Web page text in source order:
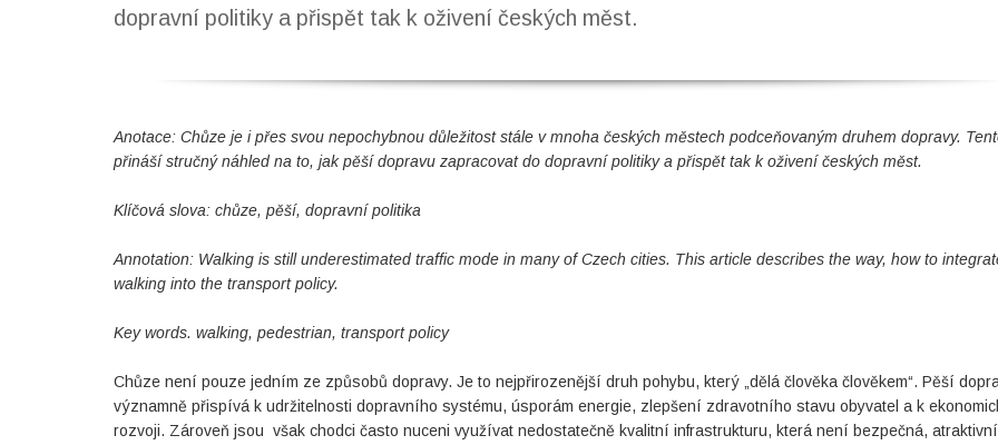
dopravní politiky a přispět tak k oživení českých měst.
Anotace: Chůze je i přes svou nepochybnou důležitost stále v mnoha českých městech podceňovaným druhem dopravy.
přináší stručný náhled na to, jak pěší dopravu zapracovat do dopravní politiky a přispět tak k oživení českých měst.
Klíčová slova: chůze, pěší, dopravní politika
Annotation: Walking is still underestimated traffic mode in many of Czech cities. This article describes the way, how to
walking into the transport policy.
Key words. walking, pedestrian, transport policy
Chůze není pouze jedním ze způsobů dopravy. Je to nejpřirozenější druh pohybu, který „dělá člověka člověkem“. Pěší
významně přispívá k udržitelnosti dopravního systému, úsporám energie, zlepšení zdravotního stavu obyvatel a k
rozvoji. Zároveň jsou však chodci často nuceni využívat nedostatečně kvalitní infrastrukturu, která není bezpečná,